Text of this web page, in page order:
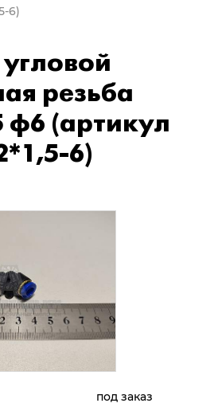
6)
резьба
ф6 (артикул
6)
под заказ